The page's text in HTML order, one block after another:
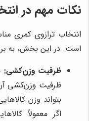
نکات مهم در
انتخاب ترازوی کمری
است. در این بخش، به
ظرفیت وزن‌کشی:
ظرفیت وزن‌کشی آن
بتواند وزن
اگر معمولاً